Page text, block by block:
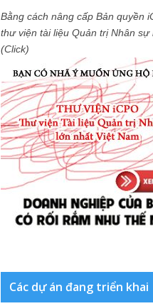
Bằng cách nâng cấp Bản quyền
thư viện tài liệu Quản trị Nhân sự
(Click)
Các dự án đang triển khai